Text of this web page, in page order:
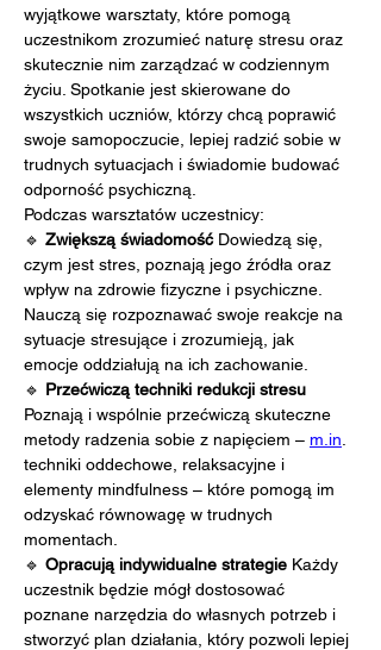
wyjątkowe warsztaty, które pomogą
uczestnikom zrozumieć naturę stresu oraz
skutecznie nim zarządzać w codziennym
życiu. Spotkanie jest skierowane do
wszystkich uczniów, którzy chcą poprawić
swoje samopoczucie, lepiej radzić sobie w
trudnych sytuacjach i świadomie budować
odporność psychiczną.
Podczas warsztatów uczestnicy:
🔹 Zwiększą świadomość Dowiedzą się,
czym jest stres, poznają jego źródła oraz
wpływ na zdrowie fizyczne i psychiczne.
Nauczą się rozpoznawać swoje reakcje na
sytuacje stresujące i zrozumieją, jak
emocje oddziałują na ich zachowanie.
🔹 Przećwiczą techniki redukcji stresu
Poznają i wspólnie przećwiczą skuteczne
metody radzenia sobie z napięciem – m.in
techniki oddechowe, relaksacyjne i
elementy mindfulness – które pomogą im
odzyskać równowagę w trudnych
momentach.
🔹 Opracują indywidualne strategie Każdy
uczestnik będzie mógł dostosować
poznane narzędzia do własnych potrzeb i
stworzyć plan działania, który pozwoli lepiej